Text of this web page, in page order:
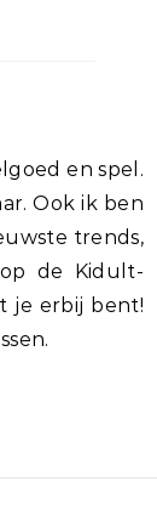
en spel.
Ook ik ben
trends,
de Kidult-
je erbij bent!